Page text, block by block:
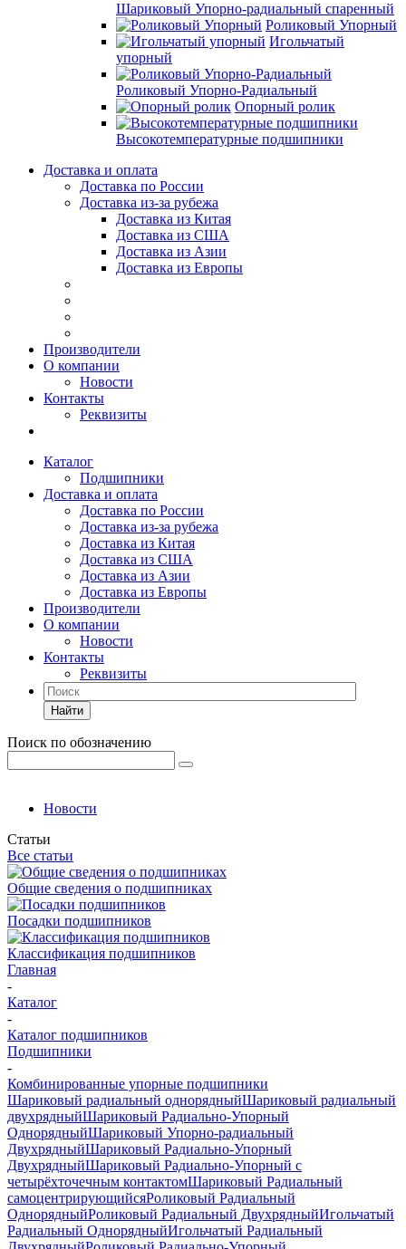
Шариковый Упорно-радиальный спаренный
Роликовый Упорный
Игольчатый
упорный
Роликовый Упорно-Радиальный
Опорный ролик
Высокотемпературные подшипники
Доставка и оплата
Доставка по России
Доставка из-за рубежа
Доставка из Китая
Доставка из США
Доставка из Азии
Доставка из Европы
Производители
О компании
Новости
Контакты
Реквизиты
Каталог
Подшипники
Доставка и оплата
Доставка по России
Доставка из-за рубежа
Доставка из Китая
Доставка из США
Доставка из Азии
Доставка из Европы
Производители
О компании
Новости
Контакты
Реквизиты
Найти
Поиск по обозначению
Новости
Статьи
Все статьи
Общие сведения о подшипниках
Посадки подшипников
Классификация подшипников
Главная
-
Каталог
-
Каталог подшипников
Подшипники
-
Комбинированные упорные подшипники
Шариковый радиальный однорядныйШариковый радиальный
двухрядныйШариковый Радиально-Упорный
ОднорядныйШариковый Упорно-радиальный
ДвухрядныйШариковый Радиально-Упорный
ДвухрядныйШариковый Радиально-Упорный с
четырёхточечным контактомШариковый Радиальный
самоцентрирующийсяРоликовый Радиальный
ОднорядныйРоликовый Радиальный ДвухрядныйИгольчатый
Радиальный ОднорядныйИгольчатый Радиальный